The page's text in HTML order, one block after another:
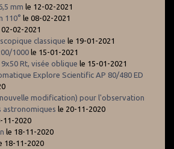
mm le 12-02-2021
110° le 08-02-2021
02-02-2021
classique le 19-01-2021
1000 le 15-01-2021
Rt, visée oblique le 15-01-2021
Explore Scientific AP 80/480 ED
modification) pour l'observation
astronomiques le 20-11-2020
11-2020
le 18-11-2020
18-11-2020